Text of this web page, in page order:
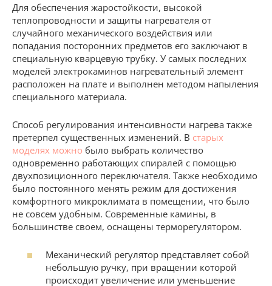
Для обеспечения жаростойкости, высокой
теплопроводности и защиты нагревателя от
случайного механического воздействия или
попадания посторонних предметов его заключают в
специальную кварцевую трубку. У самых последних
моделей электрокаминов нагревательный элемент
расположен на плате и выполнен методом напыления
специального материала.
Способ регулирования интенсивности нагрева также
претерпел существенных изменений. В старых
моделях можно было выбрать количество
одновременно работающих спиралей с помощью
двухпозиционного переключателя. Также необходимо
было постоянного менять режим для достижения
комфортного микроклимата в помещении, что было
не совсем удобным. Современные камины, в
большинстве своем, оснащены терморегулятором.
Механический регулятор представляет собой
небольшую ручку, при вращении которой
происходит увеличение или уменьшение